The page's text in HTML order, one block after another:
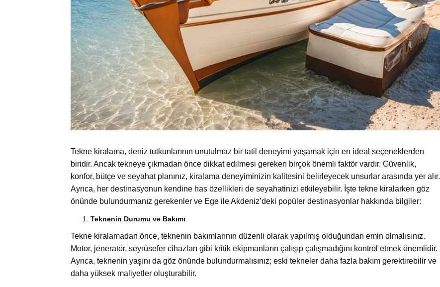
Tekne kiralama, deniz tutkunlarının unutulmaz bir tatil deneyimi yaşamak için en ideal seçeneklerden
biridir. Ancak tekneye çıkmadan önce dikkat edilmesi gereken birçok önemli faktör vardır. Güvenlik,
konfor, bütçe ve seyahat planınız, kiralama deneyiminizin kalitesini belirleyecek unsurlar arasında yer alır.
Ayrıca, her destinasyonun kendine has özellikleri de seyahatinizi etkileyebilir. İşte tekne kiralarken göz
önünde bulundurmanız gerekenler ve Ege ile Akdeniz’deki popüler destinasyonlar hakkında bilgiler:
Teknenin Durumu ve Bakımı
Tekne kiralamadan önce, teknenin bakımlarının düzenli olarak yapılmış olduğundan emin olmalısınız.
Motor, jeneratör, seyrüsefer cihazları gibi kritik ekipmanların çalışıp çalışmadığını kontrol etmek önemlidir.
Ayrıca, teknenin yaşını da göz önünde bulundurmalısınız; eski tekneler daha fazla bakım gerektirebilir ve
daha yüksek maliyetler oluşturabilir.